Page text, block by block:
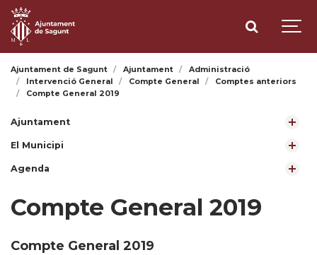
Ajuntament de Sagunt Ajuntament
Administració
Intervenció General
Compte General
Comptes anteriors
Compte General 2019
Ajuntament
El Municipi
Agenda
Compte General 2019
Compte General 2019